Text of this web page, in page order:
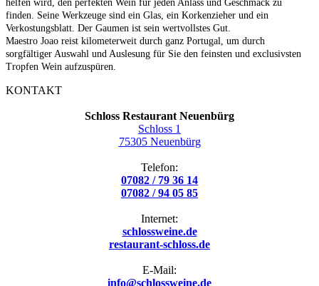
helfen wird, den perfekten Wein für jeden Anlass und Geschmack zu
finden. Seine Werkzeuge sind ein Glas, ein Korkenzieher und ein
Verkostungsblatt. Der Gaumen ist sein wertvollstes Gut.
Maestro Joao reist kilometerweit durch ganz Portugal, um durch
sorgfältiger Auswahl und Auslesung für Sie den feinsten und exclusivsten
Tropfen Wein aufzuspüren.
KONTAKT
Schloss Restaurant Neuenbürg
Schloss 1
75305 Neuenbürg
Telefon:
07082 / 79 36 14
07082 / 94 05 85
Internet:
schlossweine.de
restaurant-schloss.de
E-Mail:
info@schlossweine.de